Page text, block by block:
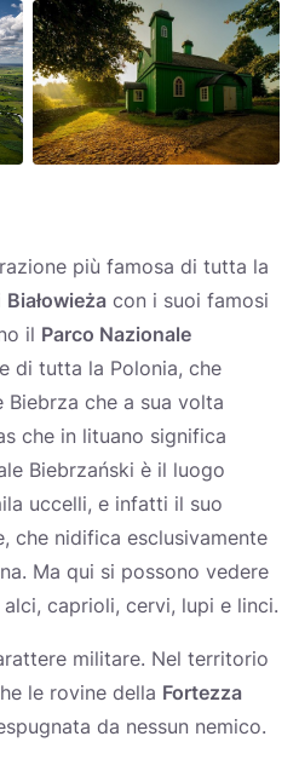
più famosa di tutta la
Białowieża con i suoi famosi
il Parco Nazionale
di tutta la Polonia, che
che a sua volta
che in lituano significa
Biebrzański è il luogo
uccelli, e infatti il suo
che nidifica esclusivamente
Ma qui si possono vedere
caprioli, cervi, lupi e linci.
militare. Nel territorio
le rovine della Fortezza
da nessun nemico.